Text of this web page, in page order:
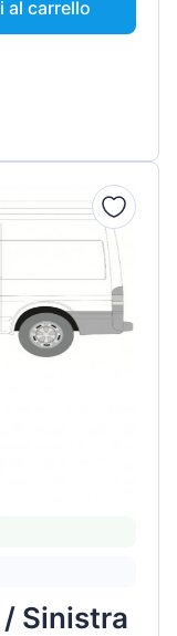
al carrello
Sinistra